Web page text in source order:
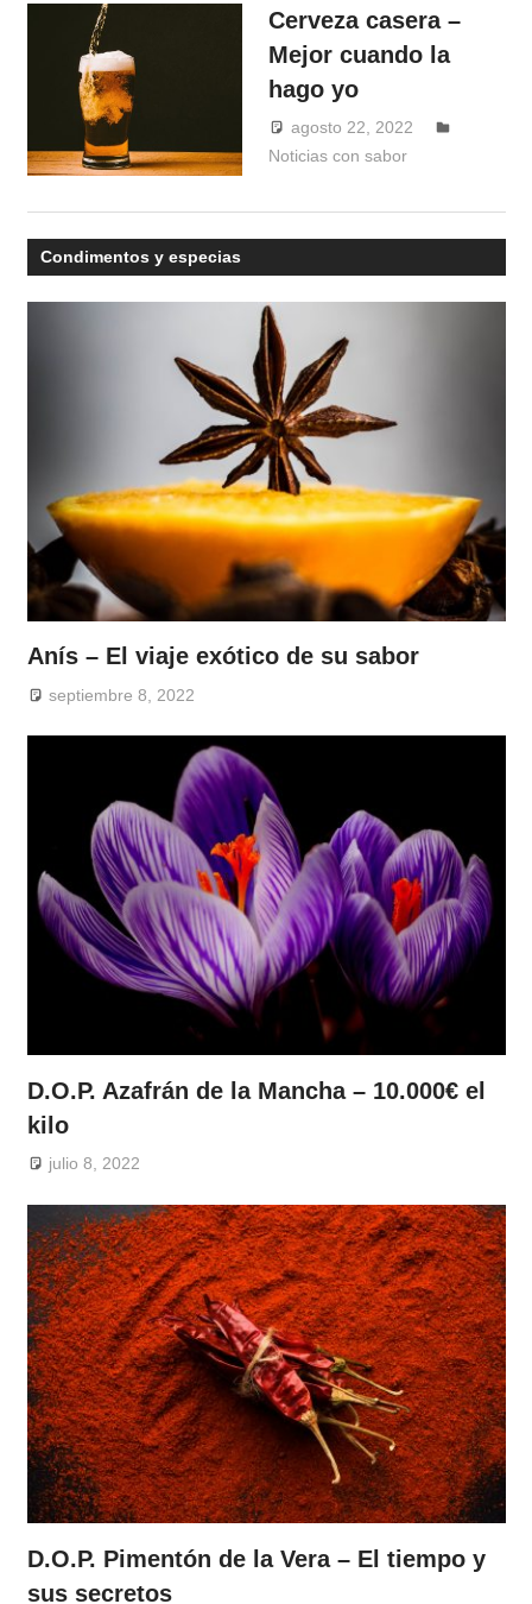
Cerveza casera –
Mejor cuando la
hago yo
agosto 22, 2022
Noticias con sabor
Condimentos y especias
Anís – El viaje exótico de su sabor
septiembre 8, 2022
D.O.P. Azafrán de la Mancha – 10.000€ el
kilo
julio 8, 2022
D.O.P. Pimentón de la Vera – El tiempo y
sus secretos